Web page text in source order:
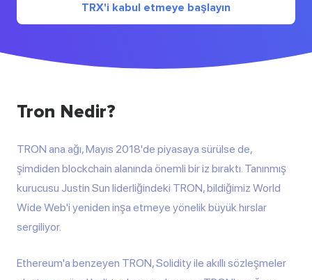
TRX'i kabul etmeye başlayın
Tron Nedir?
TRON ana ağı, Mayıs 2018'de piyasaya sürülse de,
şimdiden blockchain alanında önemli bir iz bıraktı. Tanınmış
kurucusu Justin Sun liderliğindeki TRON, bildiğimiz World
Wide Web'i yeniden inşa etmeye yönelik büyük hırslar
sergiliyor.
Ethereum'a benzeyen TRON, Solidity ile akıllı sözleşmeler